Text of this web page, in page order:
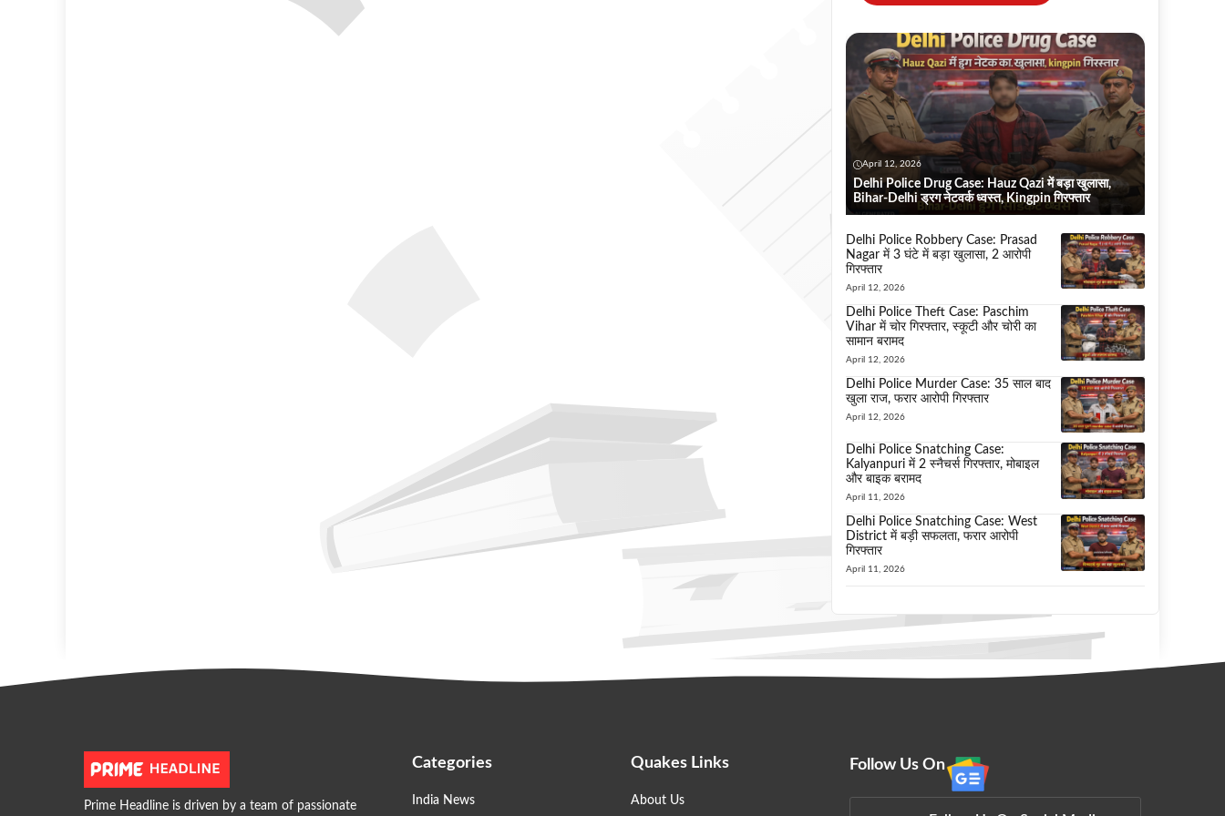
April 12, 2026
Delhi Police Drug Case: Hauz Qazi में बड़ा खुलासा,
Bihar-Delhi ड्रग नेटवर्क ध्वस्त, Kingpin गिरफ्तार
Delhi Police Robbery Case: Prasad
Nagar में 3 घंटे में बड़ा खुलासा, 2 आरोपी
गिरफ्तार
April 12, 2026
Delhi Police Theft Case: Paschim
Vihar में चोर गिरफ्तार, स्कूटी और चोरी का
सामान बरामद
April 12, 2026
Delhi Police Murder Case: 35 साल बाद
खुला राज, फरार आरोपी गिरफ्तार
April 12, 2026
Delhi Police Snatching Case:
Kalyanpuri में 2 स्नैचर्स गिरफ्तार, मोबाइल
और बाइक बरामद
April 11, 2026
Delhi Police Snatching Case: West
District में बड़ी सफलता, फरार आरोपी
गिरफ्तार
April 11, 2026
Prime Headline is driven by a team of passionate
Categories
India News
Quakes Links
About Us
Follow Us On